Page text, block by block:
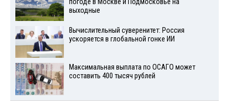
погоде в Москве и Подмосковье на
выходные
Вычислительный суверенитет: Россия
ускоряется в глобальной гонке ИИ
Максимальная выплата по ОСАГО может
составить 400 тысяч рублей